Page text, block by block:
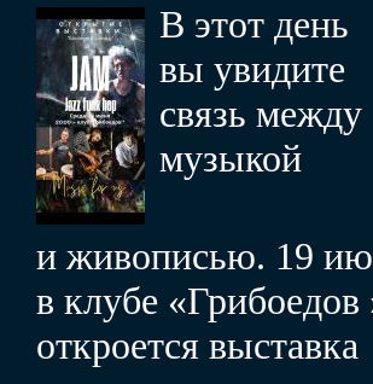
В этот день
вы увидите
связь между
музыкой
и живописью. 19
в клубе «Грибоедов
откроется выставка